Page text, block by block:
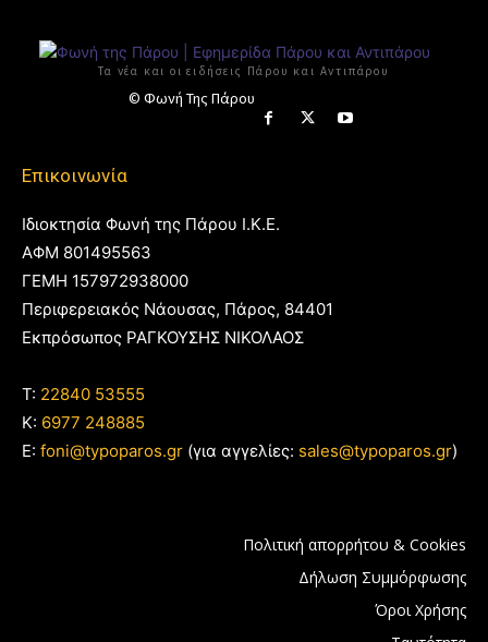
Τα νέα και οι ειδήσεις Πάρου και Αντιπάρου
© Φωνή Της Πάρου
Επικοινωνία
Ιδιοκτησία Φωνή της Πάρου Ι.Κ.Ε.
ΑΦΜ 801495563
ΓΕΜΗ 157972938000
Περιφερειακός Νάουσας, Πάρος, 84401
Εκπρόσωπος ΡΑΓΚΟΥΣΗΣ ΝΙΚΟΛΑΟΣ
T: 22840 53555
Κ: 6977 248885
E: foni@typoparos.gr (για αγγελίες: sales@typoparos.gr)
Πολιτική απορρήτου & Cookies
Δήλωση Συμμόρφωσης
Όροι Χρήσης